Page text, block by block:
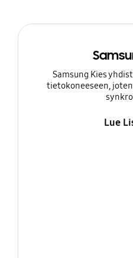
Samsung Kies
tietokoneeseen,
Lue